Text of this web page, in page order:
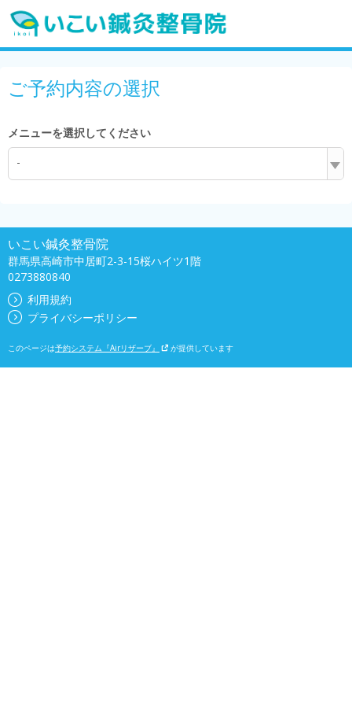
ご予約内容の選択
メニューを選択してください
-
いこい鍼灸整骨院
群馬県高崎市中居町2-3-15桜ハイツ1階
0273880840
利用規約
プライバシーポリシー
このページは予約システム『Airリザーブ』 が提供しています